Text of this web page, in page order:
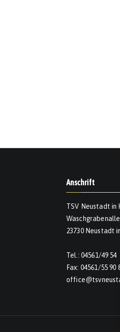
Anschrift
TSV Neustadt in
23730 Neustadt
Tel.: 04561/49 54
Fax: 04561/55 90